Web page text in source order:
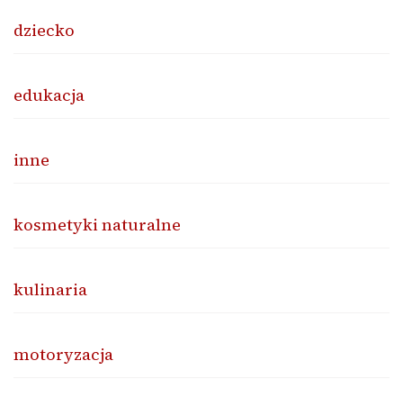
dziecko
edukacja
inne
kosmetyki naturalne
kulinaria
motoryzacja